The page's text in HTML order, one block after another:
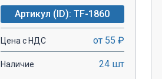
Артикул (ID): TF-1860
Цена с НДС от 55 ₽
Наличие 24 шт